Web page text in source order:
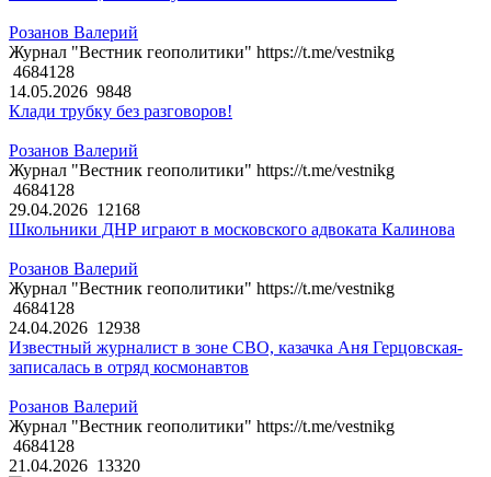
Розанов Валерий
Журнал "Вестник геополитики" https://t.me/vestnikg
4684128
14.05.2026 9848
Клади трубку без разговоров!
Розанов Валерий
Журнал "Вестник геополитики" https://t.me/vestnikg
4684128
29.04.2026 12168
Школьники ДНР играют в московского адвоката Калинова
Розанов Валерий
Журнал "Вестник геополитики" https://t.me/vestnikg
4684128
24.04.2026 12938
Известный журналист в зоне СВО, казачка Аня Герцовская-
записалась в отряд космонавтов
Розанов Валерий
Журнал "Вестник геополитики" https://t.me/vestnikg
4684128
21.04.2026 13320